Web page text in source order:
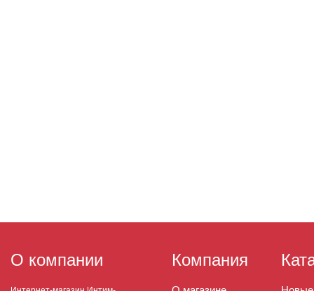
О компании Компания